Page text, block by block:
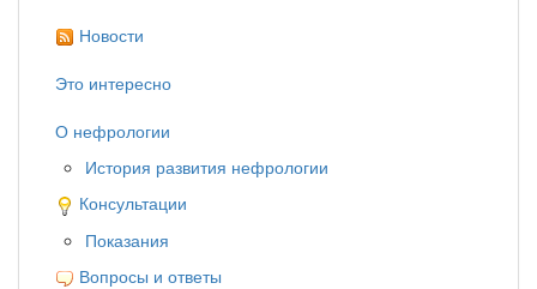
Новости
Это интересно
О нефрологии
История развития нефрологии
Консультации
Показания
Вопросы и ответы